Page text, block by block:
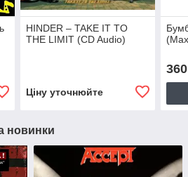
HINDER – TAKE IT TO
THE LIMIT (CD Audio)
Ціну уточнюйте
360
новинки